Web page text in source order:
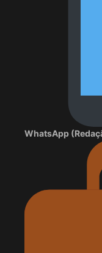
WhatsApp